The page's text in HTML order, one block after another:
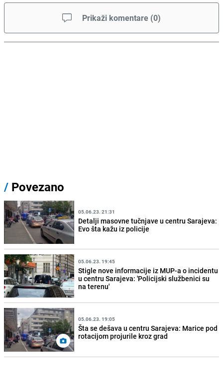
Prikaži komentare (0)
/ Povezano
05.06.23. 21:31
Detalji masovne tučnjave u centru Sarajeva:
Evo šta kažu iz policije
05.06.23. 19:45
Stigle nove informacije iz MUP-a o incidentu
u centru Sarajeva: 'Policijski službenici su
na terenu'
05.06.23. 19:05
Šta se dešava u centru Sarajeva: Marice pod
rotacijom projurile kroz grad